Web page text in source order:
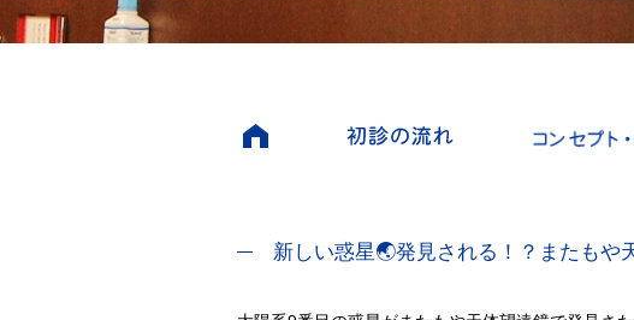
新しい惑星🌏発見される！？またもや